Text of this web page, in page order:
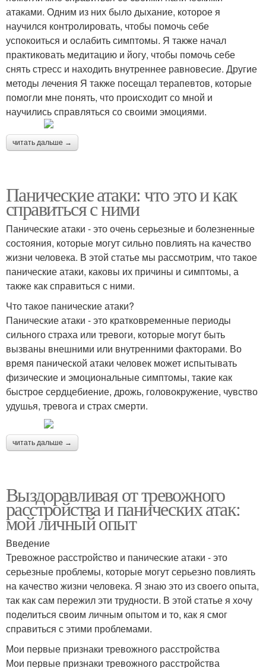
атаками. Одним из них было дыхание, которое я
научился контролировать, чтобы помочь себе
успокоиться и ослабить симптомы. Я также начал
практиковать медитацию и йогу, чтобы помочь себе
снять стресс и находить внутреннее равновесие. Другие
методы лечения Я также посещал терапевтов, которые
помогли мне понять, что происходит со мной и
научились справляться со своими эмоциями.
читать дальше →
Панические атаки: что это и как
справиться с ними
Панические атаки - это очень серьезные и болезненные
состояния, которые могут сильно повлиять на качество
жизни человека. В этой статье мы рассмотрим, что такое
панические атаки, каковы их причины и симптомы, а
также как справиться с ними.
Что такое панические атаки?
Панические атаки - это кратковременные периоды
сильного страха или тревоги, которые могут быть
вызваны внешними или внутренними факторами. Во
время панической атаки человек может испытывать
физические и эмоциональные симптомы, такие как
быстрое сердцебиение, дрожь, головокружение, чувство
удушья, тревога и страх смерти.
читать дальше →
Выздоравливая от тревожного
расстройства и панических атак:
мой личный опыт
Введение
Тревожное расстройство и панические атаки - это
серьезные проблемы, которые могут серьезно повлиять
на качество жизни человека. Я знаю это из своего опыта,
так как сам пережил эти трудности. В этой статье я хочу
поделиться своим личным опытом и то, как я смог
справиться с этими проблемами.
Мои первые признаки тревожного расстройства
Мои первые признаки тревожного расстройства